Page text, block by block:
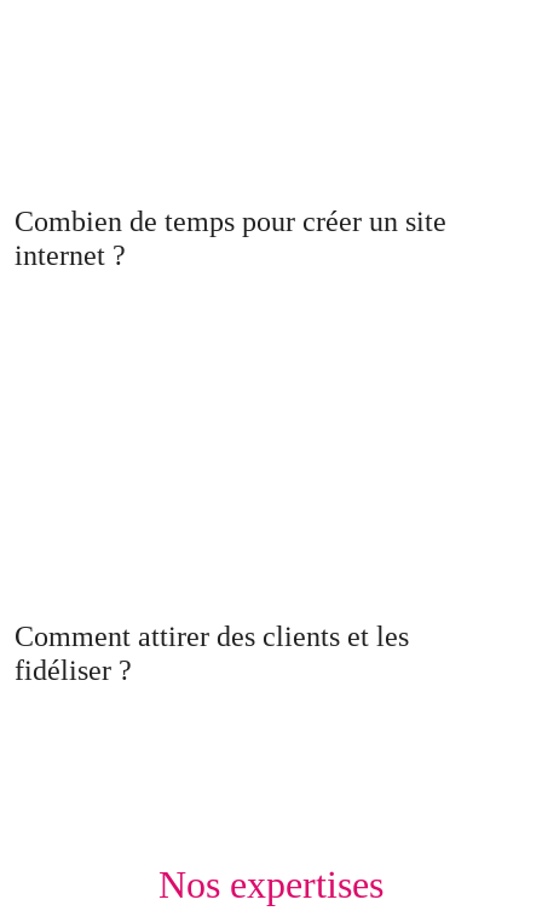
Combien de temps pour créer un site
internet ?
Comment attirer des clients et les
fidéliser ?
Nos expertises